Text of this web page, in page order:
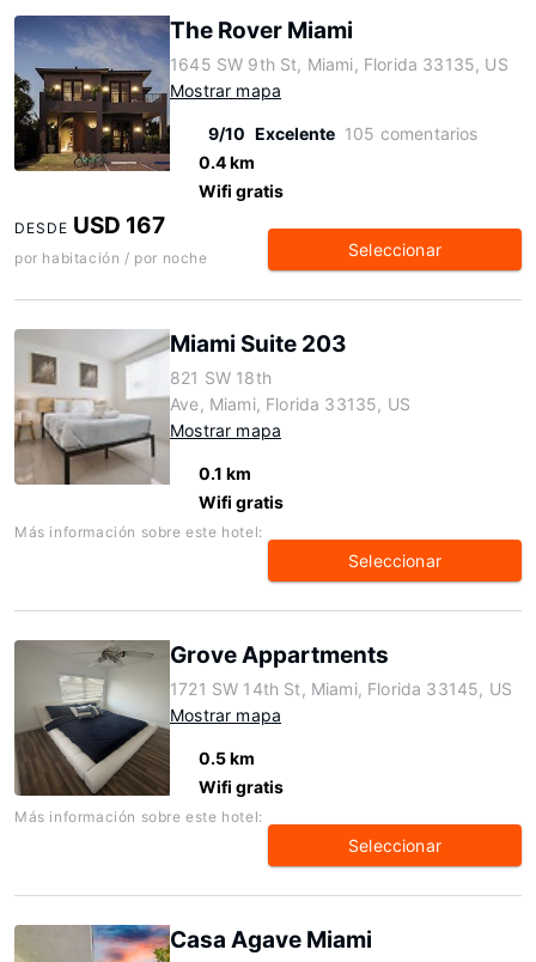
The Rover Miami
1645 SW 9th St, Miami, Florida 33135, US
Mostrar mapa
9/10 Excelente 105 comentarios
0.4 km
Wifi gratis
DESDE USD 167
por habitación / por noche Seleccionar
Miami Suite 203
821 SW 18th
Ave, Miami, Florida 33135, US
Mostrar mapa
0.1 km
Wifi gratis
Más información sobre este hotel:
Seleccionar
Grove Appartments
1721 SW 14th St, Miami, Florida 33145, US
Mostrar mapa
0.5 km
Wifi gratis
Más información sobre este hotel:
Seleccionar
Casa Agave Miami